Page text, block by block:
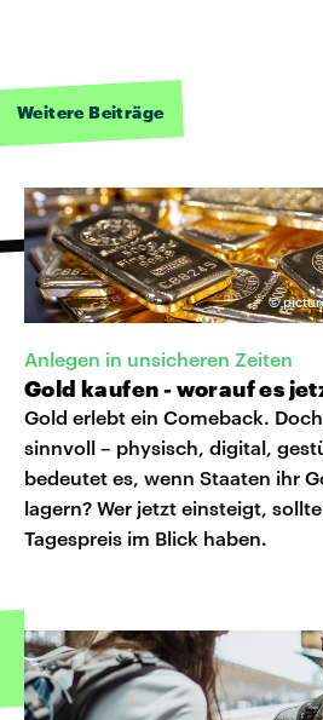
Weitere Beiträge
©
Anlegen in unsicheren Zeiten
Gold kaufen - worauf es
Gold erlebt ein Comeback.
sinnvoll – physisch, digital,
bedeutet es, wenn Staaten ihr
lagern? Wer jetzt einsteigt,
Tagespreis im Blick haben.